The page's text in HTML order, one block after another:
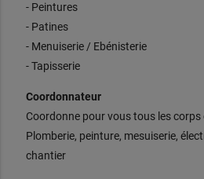
- Peintures
- Patines
- Menuiserie / Ebénisterie
- Tapisserie
Coordonnateur
Coordonne pour vous tous les corps
Plomberie, peinture, mesuiserie,
chantier